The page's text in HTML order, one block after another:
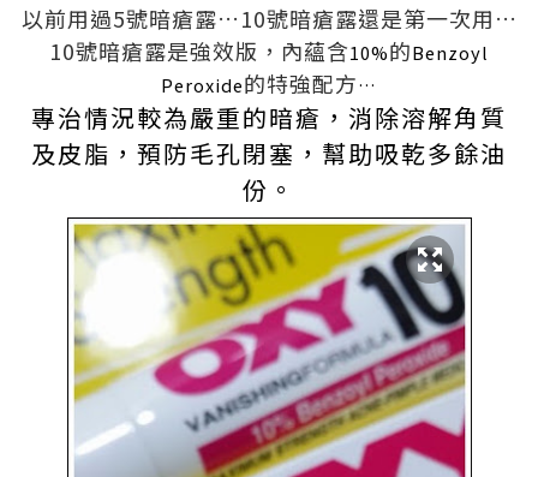
以前用過5號暗瘡露…10號暗瘡露還是第一次用…
10號暗瘡露是強效版，內蘊含10%的Benzoyl
Peroxide的特強配方…
專治情況較為嚴重的暗瘡，消除溶解角質
及皮脂，預防毛孔閉塞，幫助吸乾多餘油
份。